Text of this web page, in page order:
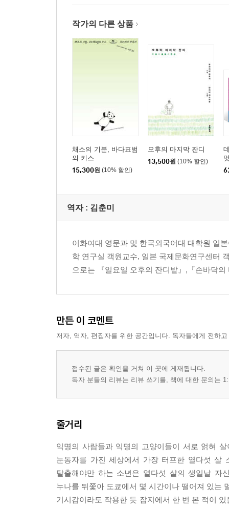
작가의 다른 상품
채소의 기분, 바다표범
의 키스
15,300원 (10% 할인)
오후의 마지막 잔디
13,500원 (10% 할인)
역자 : 김춘미
이화여대 영문과 및 한국외국어대 대학원 일
학 연구실 객원교수, 일본 국제문화연구센터
으로는 『일요일 오후의 잔디밭』,『손바닥
만든 이 코멘트
저자, 역자, 편집자를 위한 공간입니다. 독자들에게 전하
접수된 글은 확인을 거쳐 이 곳에 게재됩니다.
독자 분들의 리뷰는 리뷰 쓰기를, 책에 대한 문의는
줄거리
익명의 사람들과 익명의 고양이들이 서로 얽혀
눈동자를 가진 세상에서 가장 터프한 열다섯 살
탈출해야만 하는 소년은 열다섯 살의 생일날 자
누나를 뒤쫓아 도쿄에서 몇 시간이나 떨어져 있는
기시감이라도 작용한 듯 잡지에서 한 번 본 적이